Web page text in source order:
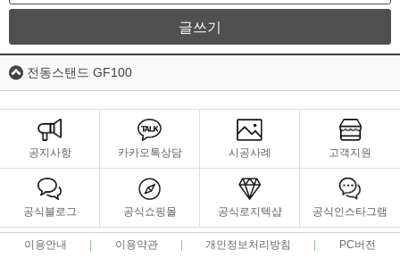
글쓰기
전동스탠드 GF100
공지사항 카카오톡상담 시공사례 고객지원
공식블로그 공식쇼핑몰 공식로지텍샵 공식인스타그램
이용안내 이용약관 개인정보처리방침 PC버전